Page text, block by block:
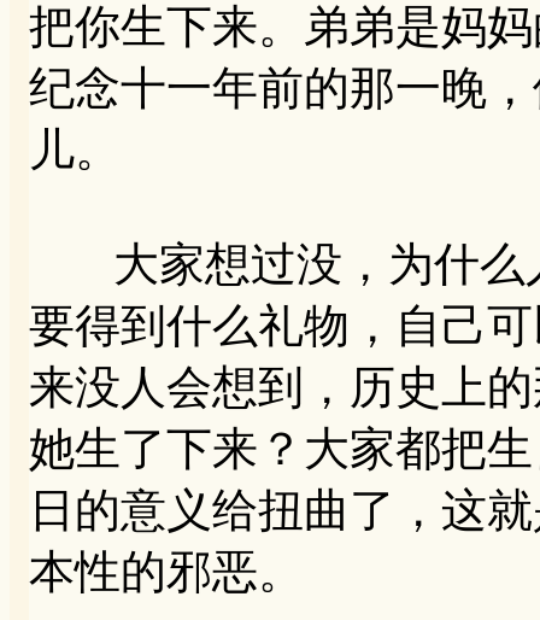
把你生下来。弟弟是妈
纪念十一年前的那一晚
儿。
大家想过没，为什么
要得到什么礼物，自己
来没人会想到，历史上
她生了下来？大家都把
日的意义给扭曲了，这
本性的邪恶。